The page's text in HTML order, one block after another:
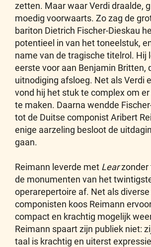
zetten. Maar waar Verdi draalde,
moedig voorwaarts. Zo zag de
bariton Dietrich Fischer-Dieskau
potentieel in van het toneelstuk,
name van de tragische titelrol. Hij
eerste voor aan Benjamin Britten,
uitnodiging afsloeg. Net als Verdi
vond hij het stuk te complex om
te maken. Daarna wendde
tot de Duitse componist Aribert
enige aarzeling besloot de
gaan.
Reimann leverde met Learzonder
de monumenten van het
operarepertoire af. Net als
componisten koos Reimann
compact en krachtig mogelijk
Reimann spaart zijn publiek niet:
taal is krachtig en uiterst